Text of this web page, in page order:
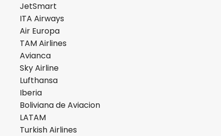
JetSmart
ITA Airways
Air Europa
TAM Airlines
Avianca
Sky Airline
Lufthansa
Iberia
Boliviana de Aviacion
LATAM
Turkish Airlines